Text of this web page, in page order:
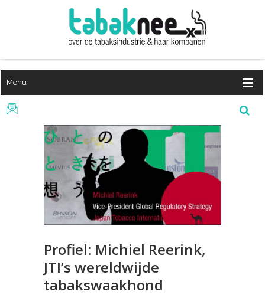
Menu
Profiel: Michiel Reerink,
JTI’s wereldwijde
tabakswaakhond